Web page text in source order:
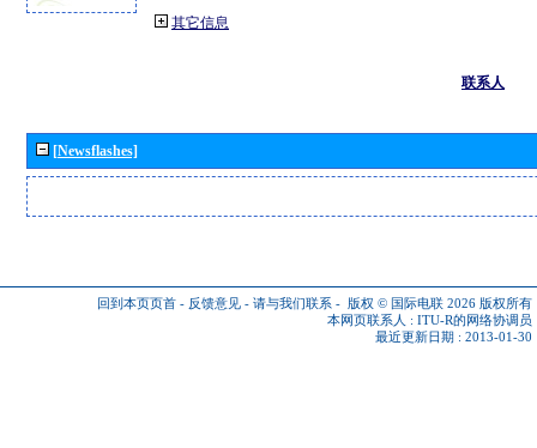
其它信息
联系人
[Newsflashes]
回到本页页首 - 反馈意见 - 请与我们联系 - 版权 © 国际电联 2026 版权所有
本网页联系人 : ITU-R的网络协调员
最近更新日期 : 2013-01-30